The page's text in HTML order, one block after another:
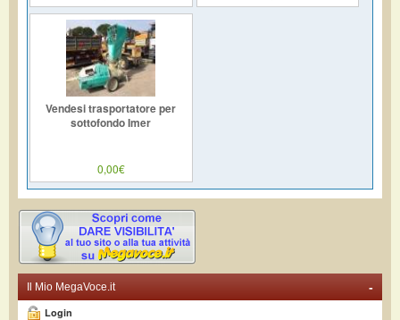
Vendesi trasportatore per
sottofondo Imer
0,00€
-
Il Mio MegaVoce.it
Login